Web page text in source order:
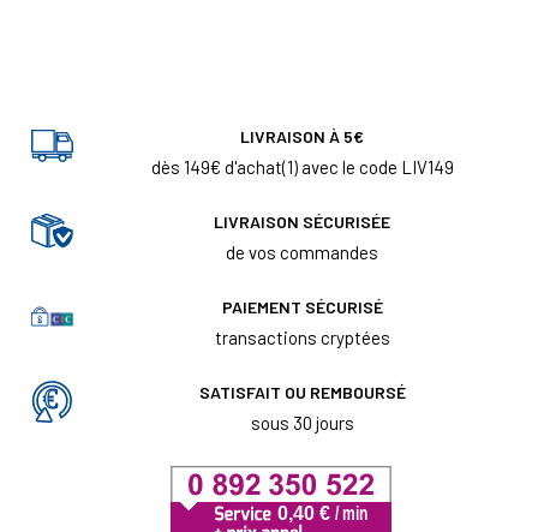
LIVRAISON À 5€
dès 149€ d'achat(1) avec le code LIV149
LIVRAISON SÉCURISÉE
de vos commandes
PAIEMENT SÉCURISÉ
transactions cryptées
SATISFAIT OU REMBOURSÉ
sous 30 jours